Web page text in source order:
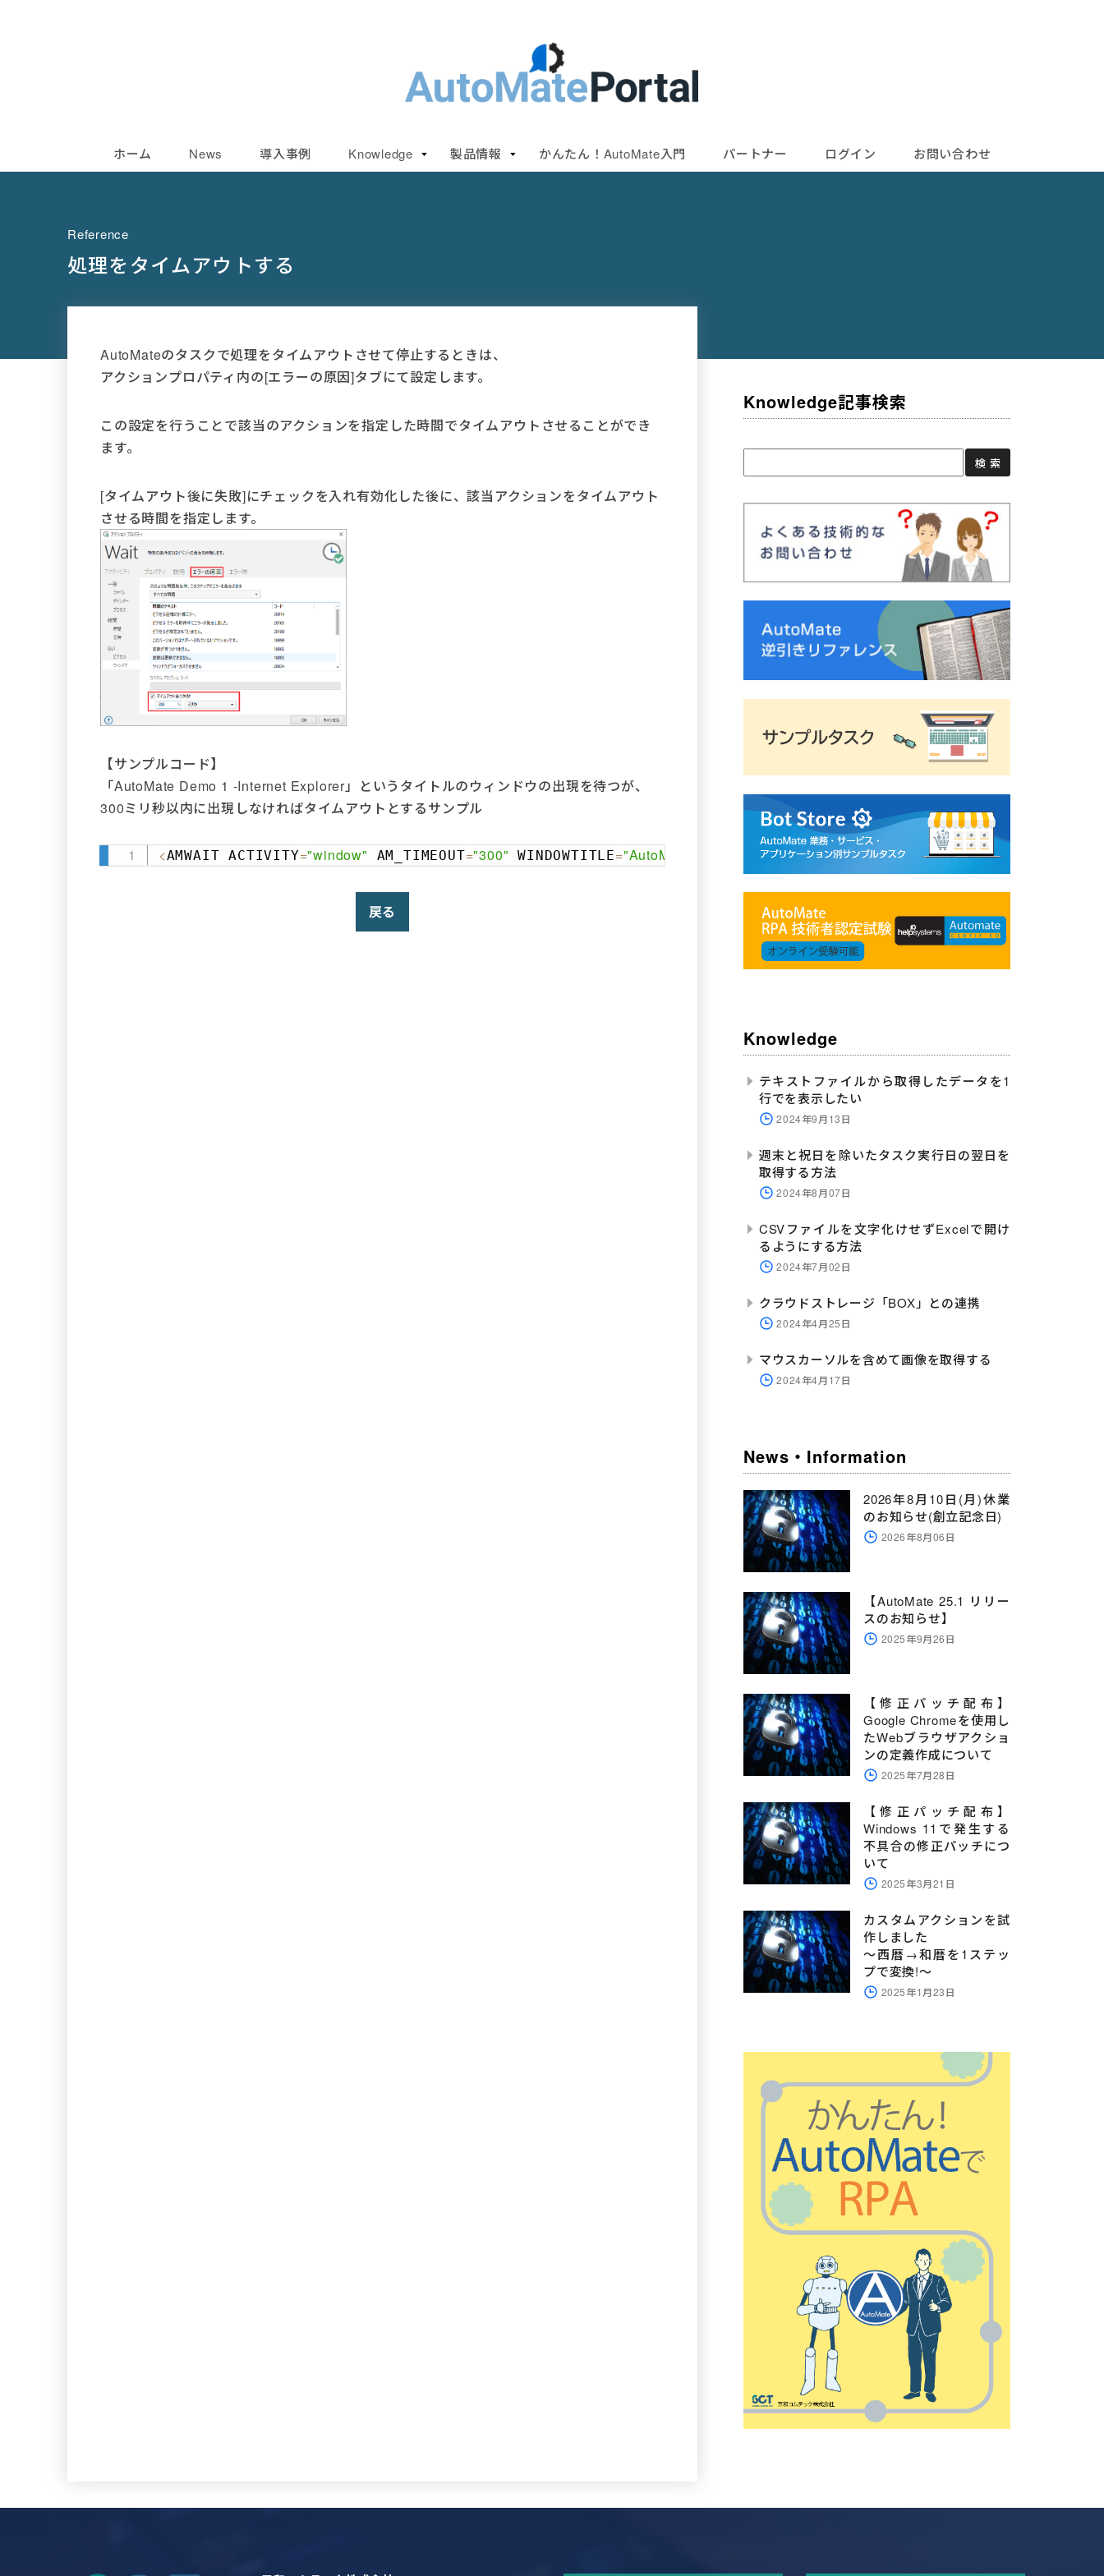
ホーム News 導入事例 Knowledge 製品情報 かんたん！AutoMate入門 パートナー ログイン お問い合わせ
Reference
処理をタイムアウトする
AutoMateのタスクで処理をタイムアウトさせて停止するときは、
アクションプロパティ内の[エラーの原因]タブにて設定します。
この設定を行うことで該当のアクションを指定した時間でタイムアウトさせることができ
ます。
[タイムアウト後に失敗]にチェックを入れ有効化した後に、該当アクションをタイムアウト
させる時間を指定します。
【サンプルコード】
「AutoMate Demo 1 -Internet Explorer」というタイトルのウィンドウの出現を待つが、
300ミリ秒以内に出現しなければタイムアウトとするサンプル
<AMWAIT ACTIVITY="window" AM_TIMEOUT="300" WINDOWTITLE="AutoMate Demo 1 -Internet Explorer" />
Copy
戻る
Knowledge記事検索
Knowledge
テキストファイルから取得したデータを1
行でを表示したい
2024年9月13日
週末と祝日を除いたタスク実行日の翌日を
取得する方法
2024年8月07日
CSVファイルを文字化けせずExcelで開け
るようにする方法
2024年7月02日
クラウドストレージ「BOX」との連携
2024年4月25日
マウスカーソルを含めて画像を取得する
2024年4月17日
News・Information
2026年8月10日(月)休業
のお知らせ(創立記念日)
2026年8月06日
【AutoMate 25.1 リリー
スのお知らせ】
2025年9月26日
【修正パッチ配布】
Google Chromeを使用し
たWebブラウザアクショ
ンの定義作成について
2025年7月28日
【修正パッチ配布】
Windows 11で発生する
不具合の修正パッチにつ
いて
2025年3月21日
カスタムアクションを試
作しました
～西暦→和暦を1ステッ
プで変換!～
2025年1月23日